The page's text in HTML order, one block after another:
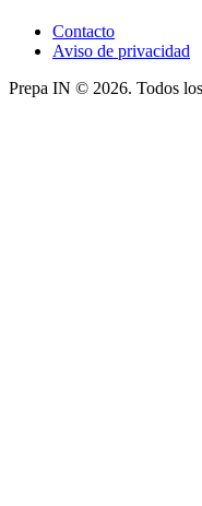
Contacto
Aviso de privacidad
Prepa IN © 2026. Todos